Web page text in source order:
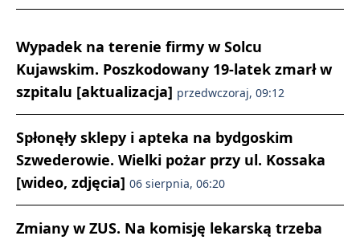
Wypadek na terenie firmy w Solcu
Kujawskim. Poszkodowany 19-latek zmarł w
szpitalu [aktualizacja] przedwczoraj, 09:12
Spłonęły sklepy i apteka na bydgoskim
Szwederowie. Wielki pożar przy ul. Kossaka
[wideo, zdjęcia] 06 sierpnia, 06:20
Zmiany w ZUS. Na komisję lekarską trzeba